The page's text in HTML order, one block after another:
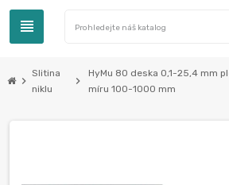
view_headline
chevron_right
Slitina
niklu
chevron_right
HyMu 80 deska 0,1-25,4 mm
míru 100-1000 mm